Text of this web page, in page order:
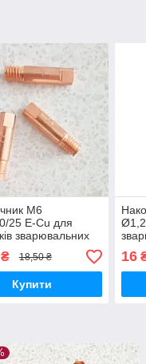
М6
25 E-Cu для
зварювальних
18,50 ₴
Купити
16